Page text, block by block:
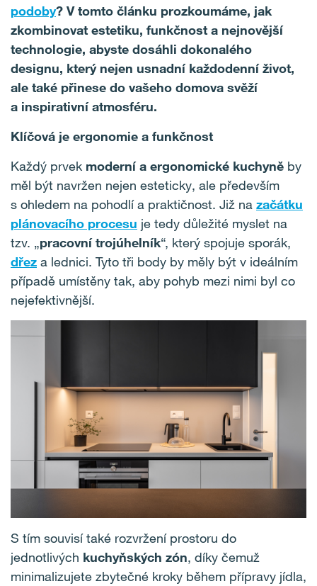
podoby? V tomto článku prozkoumáme, jak
zkombinovat estetiku, funkčnost a nejnovější
technologie, abyste dosáhli dokonalého
designu, který nejen usnadní každodenní život,
ale také přinese do vašeho domova svěží
a inspirativní atmosféru.
Klíčová je ergonomie a funkčnost
Každý prvek moderní a ergonomické kuchyně by
měl být navržen nejen esteticky, ale především
s ohledem na pohodlí a praktičnost. Již na začátku
plánovacího procesu je tedy důležité myslet na
tzv. „pracovní trojúhelník“, který spojuje sporák,
dřez a lednici. Tyto tři body by měly být v ideálním
případě umístěny tak, aby pohyb mezi nimi byl co
nejefektivnější.
S tím souvisí také rozvržení prostoru do
jednotlivých kuchyňských zón, díky čemuž
minimalizujete zbytečné kroky během přípravy jídla,